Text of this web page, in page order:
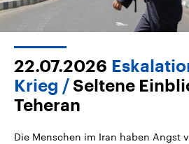
22.07.2026
Krieg
Seltene
Teheran
Die Menschen im Iran haben Angst